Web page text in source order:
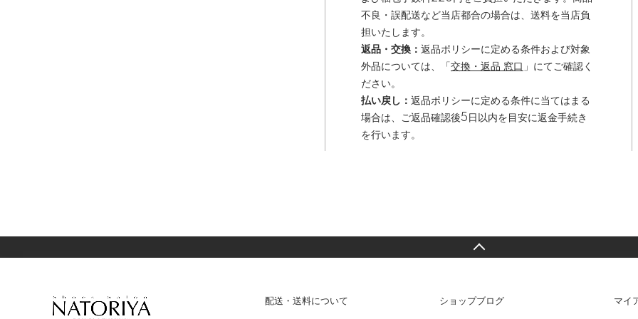
不良・誤配送など当店都合の場合は、送料を当店負
担いたします。
返品・交換： 返品ポリシーに定める条件および対象
外品については、「交換・返品 窓口 」にてご確認く
ださい。
払い戻し： 返品ポリシーに定める条件に当てはまる
場合は、ご返品確認後5日以内を目安に返金手続き
を行います。
配送・送料について ショップブログ マイ